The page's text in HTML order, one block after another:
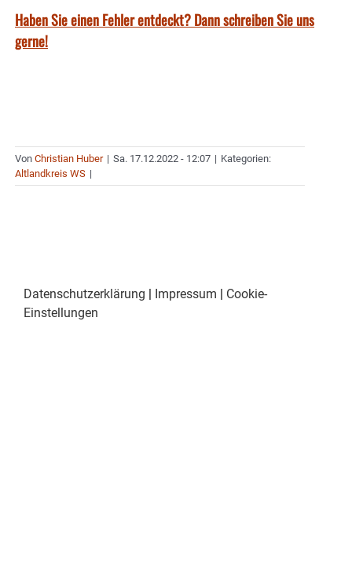
Haben Sie einen Fehler entdeckt? Dann schreiben Sie uns
gerne!
Von Christian Huber | Sa. 17.12.2022 - 12:07 | Kategorien:
Altlandkreis WS |
Datenschutzerklärung | Impressum | Cookie-
Einstellungen